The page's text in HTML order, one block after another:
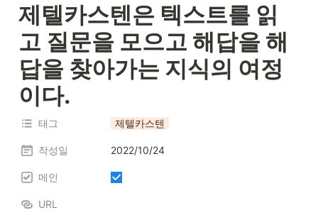
제텔카스텐은 텍스트를 읽
고 질문을 모으고 해답을 해
답을 찾아가는 지식의 여정
이다.
태그 제텔카스텐
작성일 2022/10/24
메인
URL